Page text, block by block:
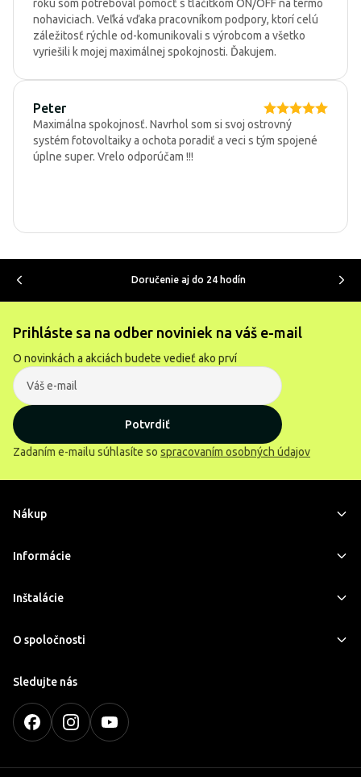
roku som potreboval pomôcť s tlačítkom ON/OFF na termo
nohaviciach. Veľká vďaka pracovníkom podpory, ktorí celú
záležitosť rýchle od-komunikovali s výrobcom a všetko
vyriešili k mojej maximálnej spokojnosti. Ďakujem.
Peter
Maximálna spokojnosť. Navrhol som si svoj ostrovný
systém fotovoltaiky a ochota poradiť a veci s tým spojené
úplne super. Vrelo odporúčam !!!
Doručenie aj do 24 hodín
Prihláste sa na odber noviniek na váš e-mail
O novinkách a akciách budete vedieť ako prví
Potvrdiť
Zadaním e-mailu súhlasíte so spracovaním osobných údajov
Nákup
Informácie
Inštalácie
O spoločnosti
Sledujte nás